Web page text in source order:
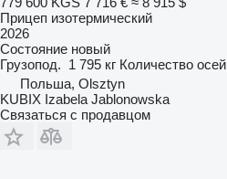
Прицеп изотермический
2026
Состояние новый
Грузопод. 1 795 кг Количество осей
Польша, Olsztyn
KUBIX Izabela Jablonowska
Связаться с продавцом